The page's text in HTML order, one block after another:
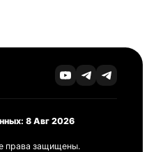
8 Авг 2026
права защищены.